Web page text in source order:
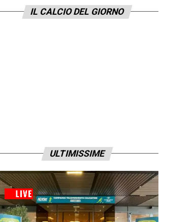
IL CALCIO DEL GIORNO
ULTIMISSIME